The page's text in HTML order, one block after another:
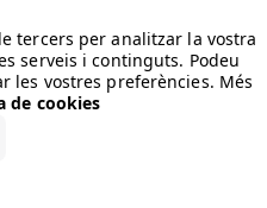
tercers per analitzar la vostra
serveis i continguts. Podeu
les vostres preferències. Més
de cookies
the brand